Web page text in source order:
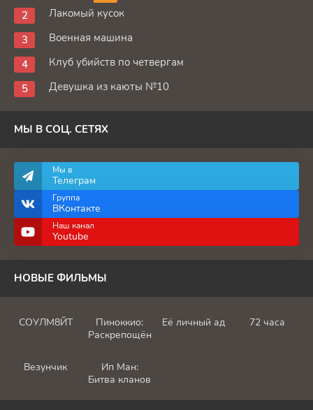
Лакомый кусок
Военная машина
Клуб убийств по четвергам
Девушка из каюты №10
МЫ В СОЦ. СЕТЯХ
Мы в
Телеграм
Группа
ВКонтакте
Наш канал
Youtube
НОВЫЕ ФИЛЬМЫ
СОУЛМ8ЙТ
Пиноккио:
Раскрепощённый
Её личный ад 72 часа
Везунчик
Ип Ман:
Битва кланов